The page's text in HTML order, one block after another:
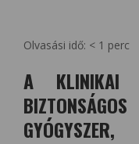
Olvasási idő: < 1 perc
A KLINIKAI
GYÓGYSZER,